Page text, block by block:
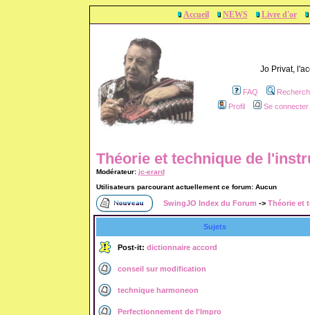
Accueil NEWS Livre d'or
Jo Privat,
FAQ
Profil
Se
Théorie et technique de
Modérateur: jc-erard
Utilisateurs parcourant actuellement ce forum: Aucun
SwingJO Index du Forum -> Théorie et
Sujets
Post-it: dictionnaire accord
conseil sur modification
technique harmoneon
Perfectionnement de l'Impro